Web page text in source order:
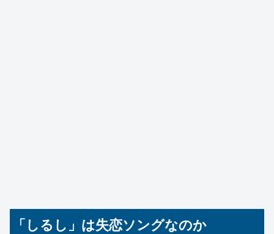
「しるし」は失恋ソングなのか